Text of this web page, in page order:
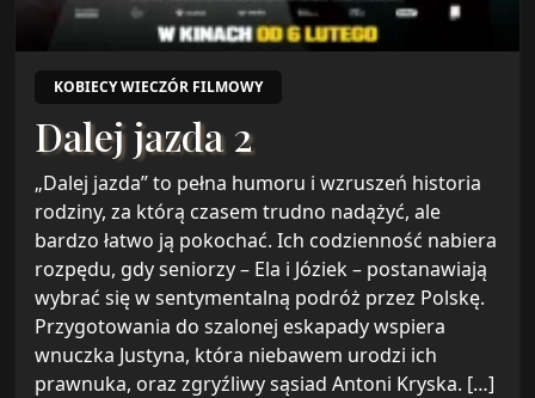
KOBIECY WIECZÓR FILMOWY
Dalej jazda 2
„Dalej jazda” to pełna humoru i wzruszeń historia
rodziny, za którą czasem trudno nadążyć, ale
bardzo łatwo ją pokochać. Ich codzienność nabiera
rozpędu, gdy seniorzy – Ela i Józiek – postanawiają
wybrać się w sentymentalną podróż przez Polskę.
Przygotowania do szalonej eskapady wspiera
wnuczka Justyna, która niebawem urodzi ich
prawnuka, oraz zgryźliwy sąsiad Antoni Kryska. […]